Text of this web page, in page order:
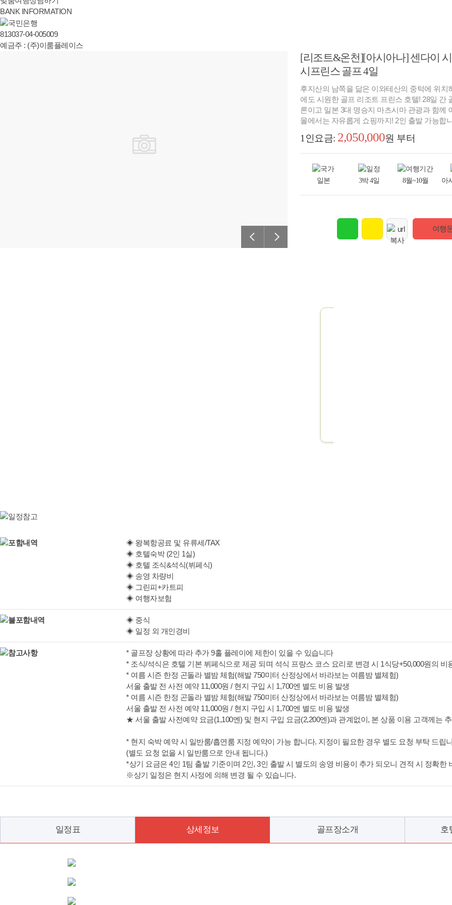
BANK INFORMATION
813037-04-005009
예금주 : (주)이룸플레이스
[리조트&온천][아시아나] 센다이
시프린스 골프 4일
후지산의 남쪽을 닮은 이와테산의 중턱에 위치
에도 시원한 골프 리조트 프린스 호텔! 28일 간
론이고 일본 3대 명승지 마츠시마 관광과 함께
몰에서는 자유롭게 쇼핑까지! 2인 출발 가능합
1인요금: 2,050,000원 부터
일본 3박 4일 8월~10월 아
여행
◈ 왕복항공료 및 유류세/TAX
◈ 호텔숙박 (2인 1실)
◈ 호텔 조식&석식(뷔페식)
◈ 송영 차량비
◈ 그린피+카트피
◈ 여행자보험
◈ 중식
◈ 일정 외 개인경비
* 골프장 상황에 따라 추가 9홀 플레이에 제한이 있을 수 있습니다
* 조식/석식은 호텔 기본 뷔페식으로 제공 되며 석식 프랑스 코스 요리로 변경 시 1식당+50,000원의 비
* 여름 시즌 한정 곤돌라 별밤 체험(해발 750미터 산정상에서 바라보는 여름밤 별체험)
서울 출발 전 사전 예약 11,000원 / 현지 구입 시 1,700엔 별도 비용 발생
* 여름 시즌 한정 곤돌라 별밤 체험(해발 750미터 산정상에서 바라보는 여름밤 별체험)
서울 출발 전 사전 예약 11,000원 / 현지 구입 시 1,700엔 별도 비용 발생
★ 서울 출발 사전예약 요금(1,100엔) 및 현지 구입 요금(2,200엔)과 관계없이, 본 상품 이용 고객께는
* 현지 숙박 예약 시 일반룸/흡연룸 지정 예약이 가능 합니다. 지정이 필요한 경우 별도 요청 부탁 드립
(별도 요청 없을 시 일반룸으로 안내 됩니다.)
*상기 요금은 4인 1팀 출발 기준이며 2인, 3인 출발 시 별도의 송영 비용이 추가 되오니 견적 시 정확한
※상기 일정은 현지 사정에 의해 변경 될 수 있습니다.
일정표 상세정보 골프장소개 호